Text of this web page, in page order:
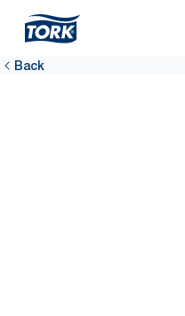
Back